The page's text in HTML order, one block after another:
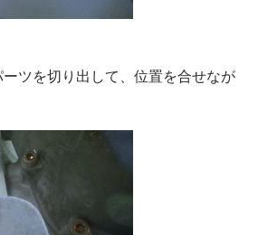
ツを切り出して、位置を合せなが